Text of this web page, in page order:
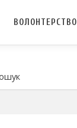
ВОЛОНТЕРСТВО